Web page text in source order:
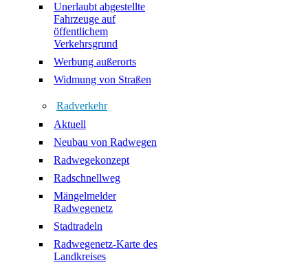
Unerlaubt abgestellte
Fahrzeuge auf
öffentlichem
Verkehrsgrund
Werbung außerorts
Widmung von Straßen
Radverkehr
Aktuell
Neubau von Radwegen
Radwegekonzept
Radschnellweg
Mängelmelder
Radwegenetz
Stadtradeln
Radwegenetz-Karte des
Landkreises